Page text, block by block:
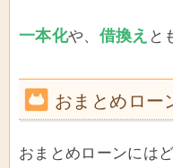
一本化や、 借換え と
おまとめロー
おまとめローンには